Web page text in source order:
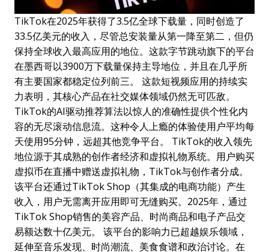
TikTok在2025年获得了3.5亿全球下载量，同时创造了
33.5亿美元的收入，尽管总安装量从第一降至第二，但仍
保持全球收入最高应用的地位。这款字节跳动旗下的平台
在墨西哥以3900万下载量保持主导地位，并且在几乎所
有主要国家都稳定位列前三。 这款短视频应用的持续实
力表明，其核心产品在社交媒体领域仍然无可匹敌。
TikTok的AI驱动推荐算法以惊人的准确性提供个性化内
容的无尽滚动信息流。这种令人上瘾的体验使用户平均每
天使用95分钟，远超其他竞争平台。 TikTok的收入领先
地位源于其成熟的创作者经济和虚拟礼物系统。用户购买
虚拟币在直播中赠送虚拟礼物，TikTok与创作者分成。
该平台还通过TikTok Shop（其集成的电商功能）产生
收入，用户无需离开应用即可无缝购买。2025年，通过
TikTok Shop销售的美容产品、时尚商品和电子产品交
易额达数十亿美元。 该平台的影响力已超越娱乐领域，
延伸至音乐发现、时尚潮流、美食食谱和政治讨论。在